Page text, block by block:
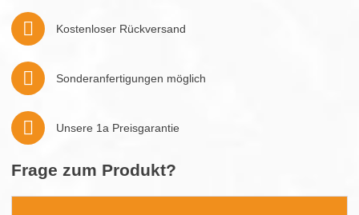
Kostenloser Rückversand
Sonderanfertigungen möglich
Unsere 1a Preisgarantie
Frage zum Produkt?